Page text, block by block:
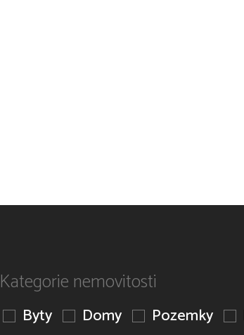
Kategorie nemovitosti
Byty Domy Pozemky